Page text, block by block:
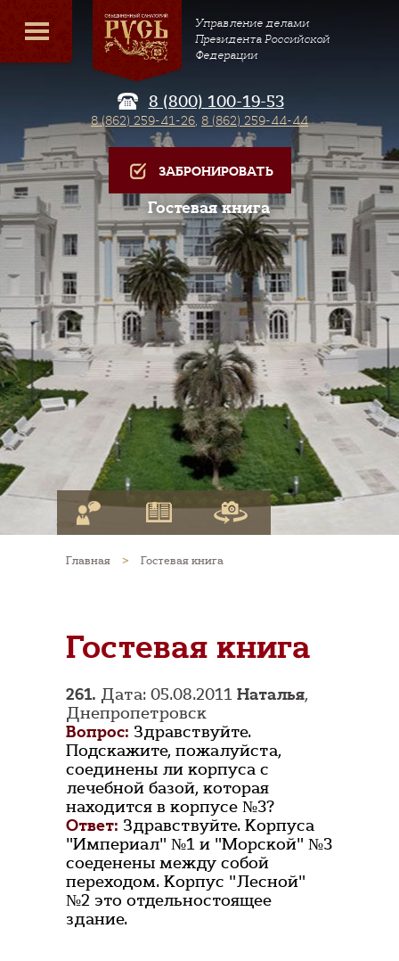
Управление делами
Президента Российской
Федерации
8 (800) 100-19-53
8 (862) 259-41-26, 8 (862) 259-44-44
ЗАБРОНИРОВАТЬ
Гостевая книга
Главная > Гостевая книга
Гостевая книга
261. Дата: 05.08.2011 Наталья,
Днепропетровск
Вопрос: Здравствуйте.
Подскажите, пожалуйста,
соединены ли корпуса с
лечебной базой, которая
находится в корпусе №3?
Ответ: Здравствуйте. Корпуса
"Империал" №1 и "Морской" №3
соеденены между собой
переходом. Корпус "Лесной"
№2 это отдельностоящее
здание.